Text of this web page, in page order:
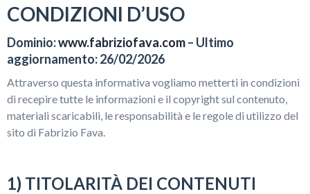
CONDIZIONI D’USO
Dominio:www.fabriziofava.com– Ultimo
aggiornamento: 26/02/2026
Attraverso questa informativa vogliamo metterti in condizioni
di recepire tutte le informazioni e il copyright sul contenuto,
materiali scaricabili, le responsabilità e le regole di utilizzo del
sito di Fabrizio Fava.
1) TITOLARITÀ DEI CONTENUTI